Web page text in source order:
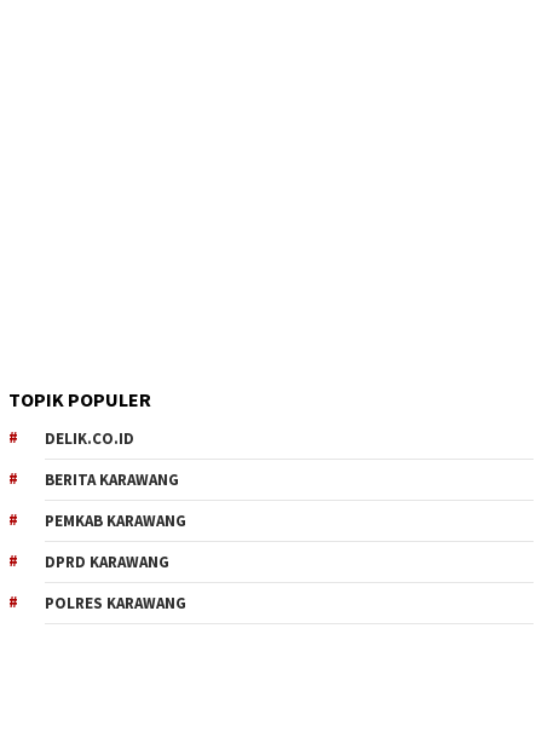
TOPIK POPULER
DELIK.CO.ID
BERITA KARAWANG
PEMKAB KARAWANG
DPRD KARAWANG
POLRES KARAWANG